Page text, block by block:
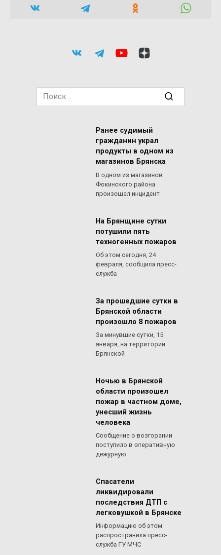
Search
for:
Ранее судимый
гражданин украл
продукты в одном из
магазинов Брянска
В одном из магазинов
Фокинского района
произошел инцидент
На Брянщине сутки
потушили пять
техногенных пожаров
Об этом сегодня, 24
февраля, сообщила пресс-
служба
За прошедшие сутки в
Брянской области
произошло 8 пожаров
За минувшие сутки, 15
января, на территории
Брянской
Ночью в Брянской
области произошел
пожар в частном доме,
унесший жизнь
человека
Сообщение о возгорании
поступило в оперативную
дежурную
Спасатели
ликвидировали
последствия ДТП с
легковушкой в Брянске
Информацию об этом
распространила пресс-
служба ГУ МЧС